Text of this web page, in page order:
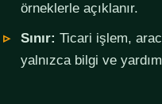
örneklerle açıklanır.
Sınır: Ticari işlem,
yalnızca bilgi ve